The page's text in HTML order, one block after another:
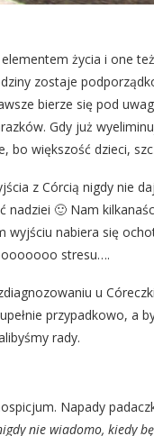
życia i one
zostaje
bierze się pod
Gdy już
bo większość dzieci,
z Córcią nigdy nie
nadziei 🙂 Nam
nabiera się
stresu….
u
przypadkowo, a
rady.
Napady
nie wiadomo, kiedy